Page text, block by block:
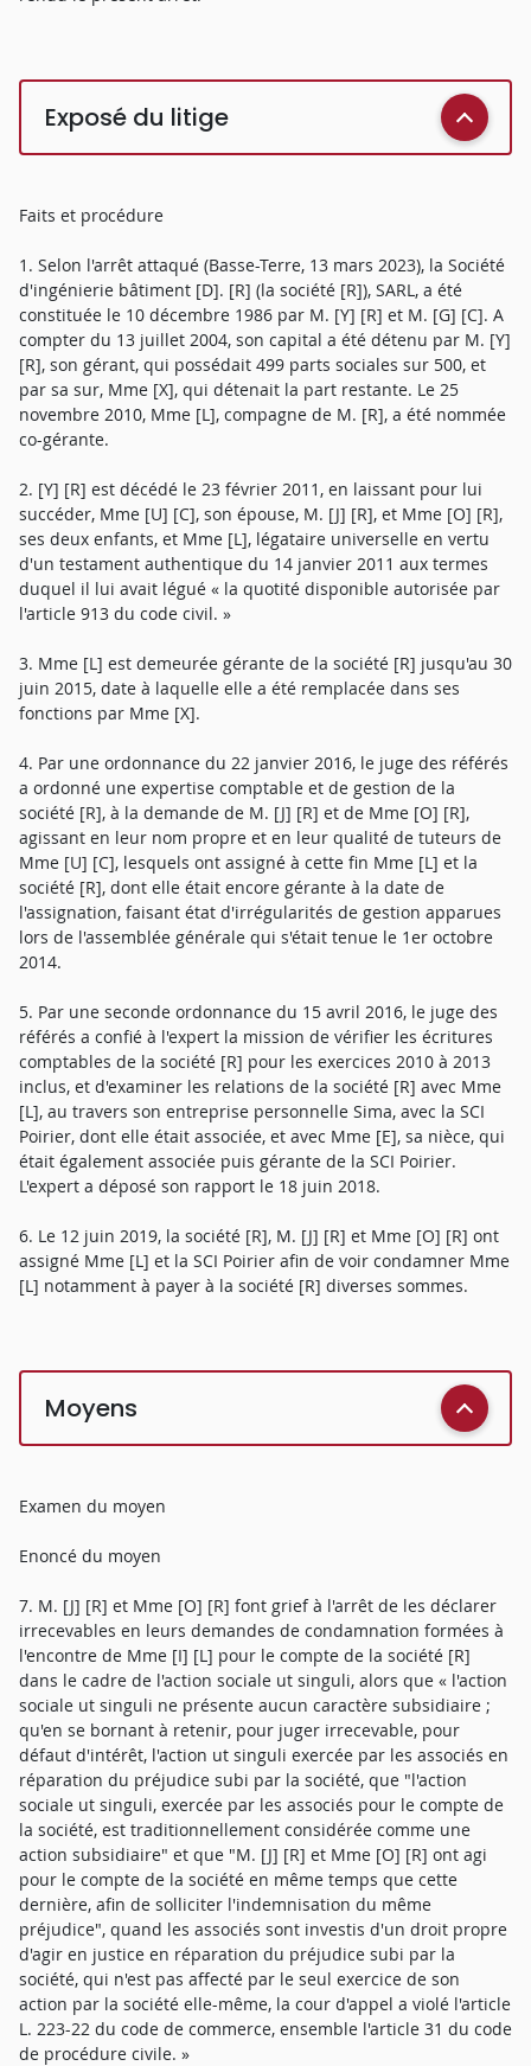
Exposé du litige
Faits et procédure
1. Selon l'arrêt attaqué (Basse-Terre, 13 mars 2023), la Société
d'ingénierie bâtiment [D]. [R] (la société [R]), SARL, a été
constituée le 10 décembre 1986 par M. [Y] [R] et M. [G] [C]. A
compter du 13 juillet 2004, son capital a été détenu par M. [Y]
[R], son gérant, qui possédait 499 parts sociales sur 500, et
par sa sur, Mme [X], qui détenait la part restante. Le 25
novembre 2010, Mme [L], compagne de M. [R], a été nommée
co-gérante.
2. [Y] [R] est décédé le 23 février 2011, en laissant pour lui
succéder, Mme [U] [C], son épouse, M. [J] [R], et Mme [O] [R],
ses deux enfants, et Mme [L], légataire universelle en vertu
d'un testament authentique du 14 janvier 2011 aux termes
duquel il lui avait légué « la quotité disponible autorisée par
l'article 913 du code civil. »
3. Mme [L] est demeurée gérante de la société [R] jusqu'au 30
juin 2015, date à laquelle elle a été remplacée dans ses
fonctions par Mme [X].
4. Par une ordonnance du 22 janvier 2016, le juge des référés
a ordonné une expertise comptable et de gestion de la
société [R], à la demande de M. [J] [R] et de Mme [O] [R],
agissant en leur nom propre et en leur qualité de tuteurs de
Mme [U] [C], lesquels ont assigné à cette fin Mme [L] et la
société [R], dont elle était encore gérante à la date de
l'assignation, faisant état d'irrégularités de gestion apparues
lors de l'assemblée générale qui s'était tenue le 1er octobre
2014.
5. Par une seconde ordonnance du 15 avril 2016, le juge des
référés a confié à l'expert la mission de vérifier les écritures
comptables de la société [R] pour les exercices 2010 à 2013
inclus, et d'examiner les relations de la société [R] avec Mme
[L], au travers son entreprise personnelle Sima, avec la SCI
Poirier, dont elle était associée, et avec Mme [E], sa nièce, qui
était également associée puis gérante de la SCI Poirier.
L'expert a déposé son rapport le 18 juin 2018.
6. Le 12 juin 2019, la société [R], M. [J] [R] et Mme [O] [R] ont
assigné Mme [L] et la SCI Poirier afin de voir condamner Mme
[L] notamment à payer à la société [R] diverses sommes.
Moyens
Examen du moyen
Enoncé du moyen
7. M. [J] [R] et Mme [O] [R] font grief à l'arrêt de les déclarer
irrecevables en leurs demandes de condamnation formées à
l'encontre de Mme [I] [L] pour le compte de la société [R]
dans le cadre de l'action sociale ut singuli, alors que « l'action
sociale ut singuli ne présente aucun caractère subsidiaire ;
qu'en se bornant à retenir, pour juger irrecevable, pour
défaut d'intérêt, l'action ut singuli exercée par les associés en
réparation du préjudice subi par la société, que "l'action
sociale ut singuli, exercée par les associés pour le compte de
la société, est traditionnellement considérée comme une
action subsidiaire" et que "M. [J] [R] et Mme [O] [R] ont agi
pour le compte de la société en même temps que cette
dernière, afin de solliciter l'indemnisation du même
préjudice", quand les associés sont investis d'un droit propre
d'agir en justice en réparation du préjudice subi par la
société, qui n'est pas affecté par le seul exercice de son
action par la société elle-même, la cour d'appel a violé l'article
L. 223-22 du code de commerce, ensemble l'article 31 du code
de procédure civile. »